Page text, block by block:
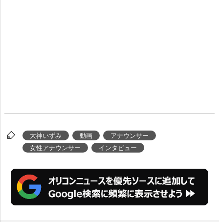
大神いずみ 動画
アナウンサー
女性アナウンサー
インタビュー